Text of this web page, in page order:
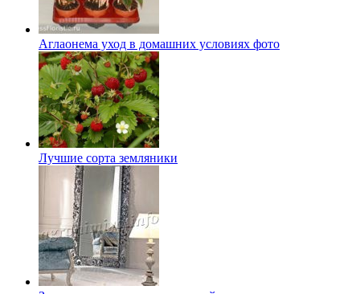
Аглаонема уход в домашних условиях фото
Лучшие сорта земляники